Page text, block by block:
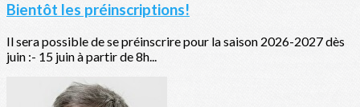
Bientôt les préinscriptions!
Il sera possible de se préinscrire pour la saison 2026-2027 dès
juin :- 15 juin à partir de 8h...